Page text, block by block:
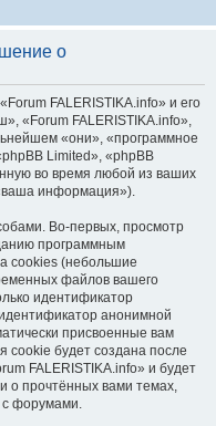
о
FALERISTIKA.info» и его
«Forum FALERISTIKA.info»,
«они», «программное
Limited», «phpBB
во время любой из ваших
информация»).
Во-первых, просмотр
программным
cookies (небольшие
файлов вашего
идентификатор
анонимной
присвоенные вам
cookie будет создана после
FALERISTIKA.info» и будет
о прочтённых вами темах,
с форумами.